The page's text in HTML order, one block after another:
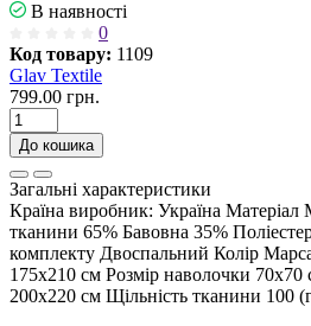
В наявності
0
Код товару: 1109
Glav Textile
799.00 грн.
До кошика
Загальні характеристики
Країна виробник: Україна Матеріал
тканини 65% Бавовна 35%
комплекту Двоспальний Колір
175х210 см Розмір наволочки 70х70
200х220 см Щільність тканини 100